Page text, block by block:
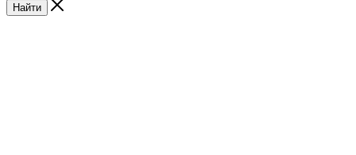
Найти